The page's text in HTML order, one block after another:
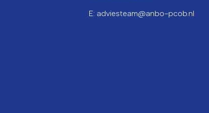
E: adviesteam@anbo-pcob.nl